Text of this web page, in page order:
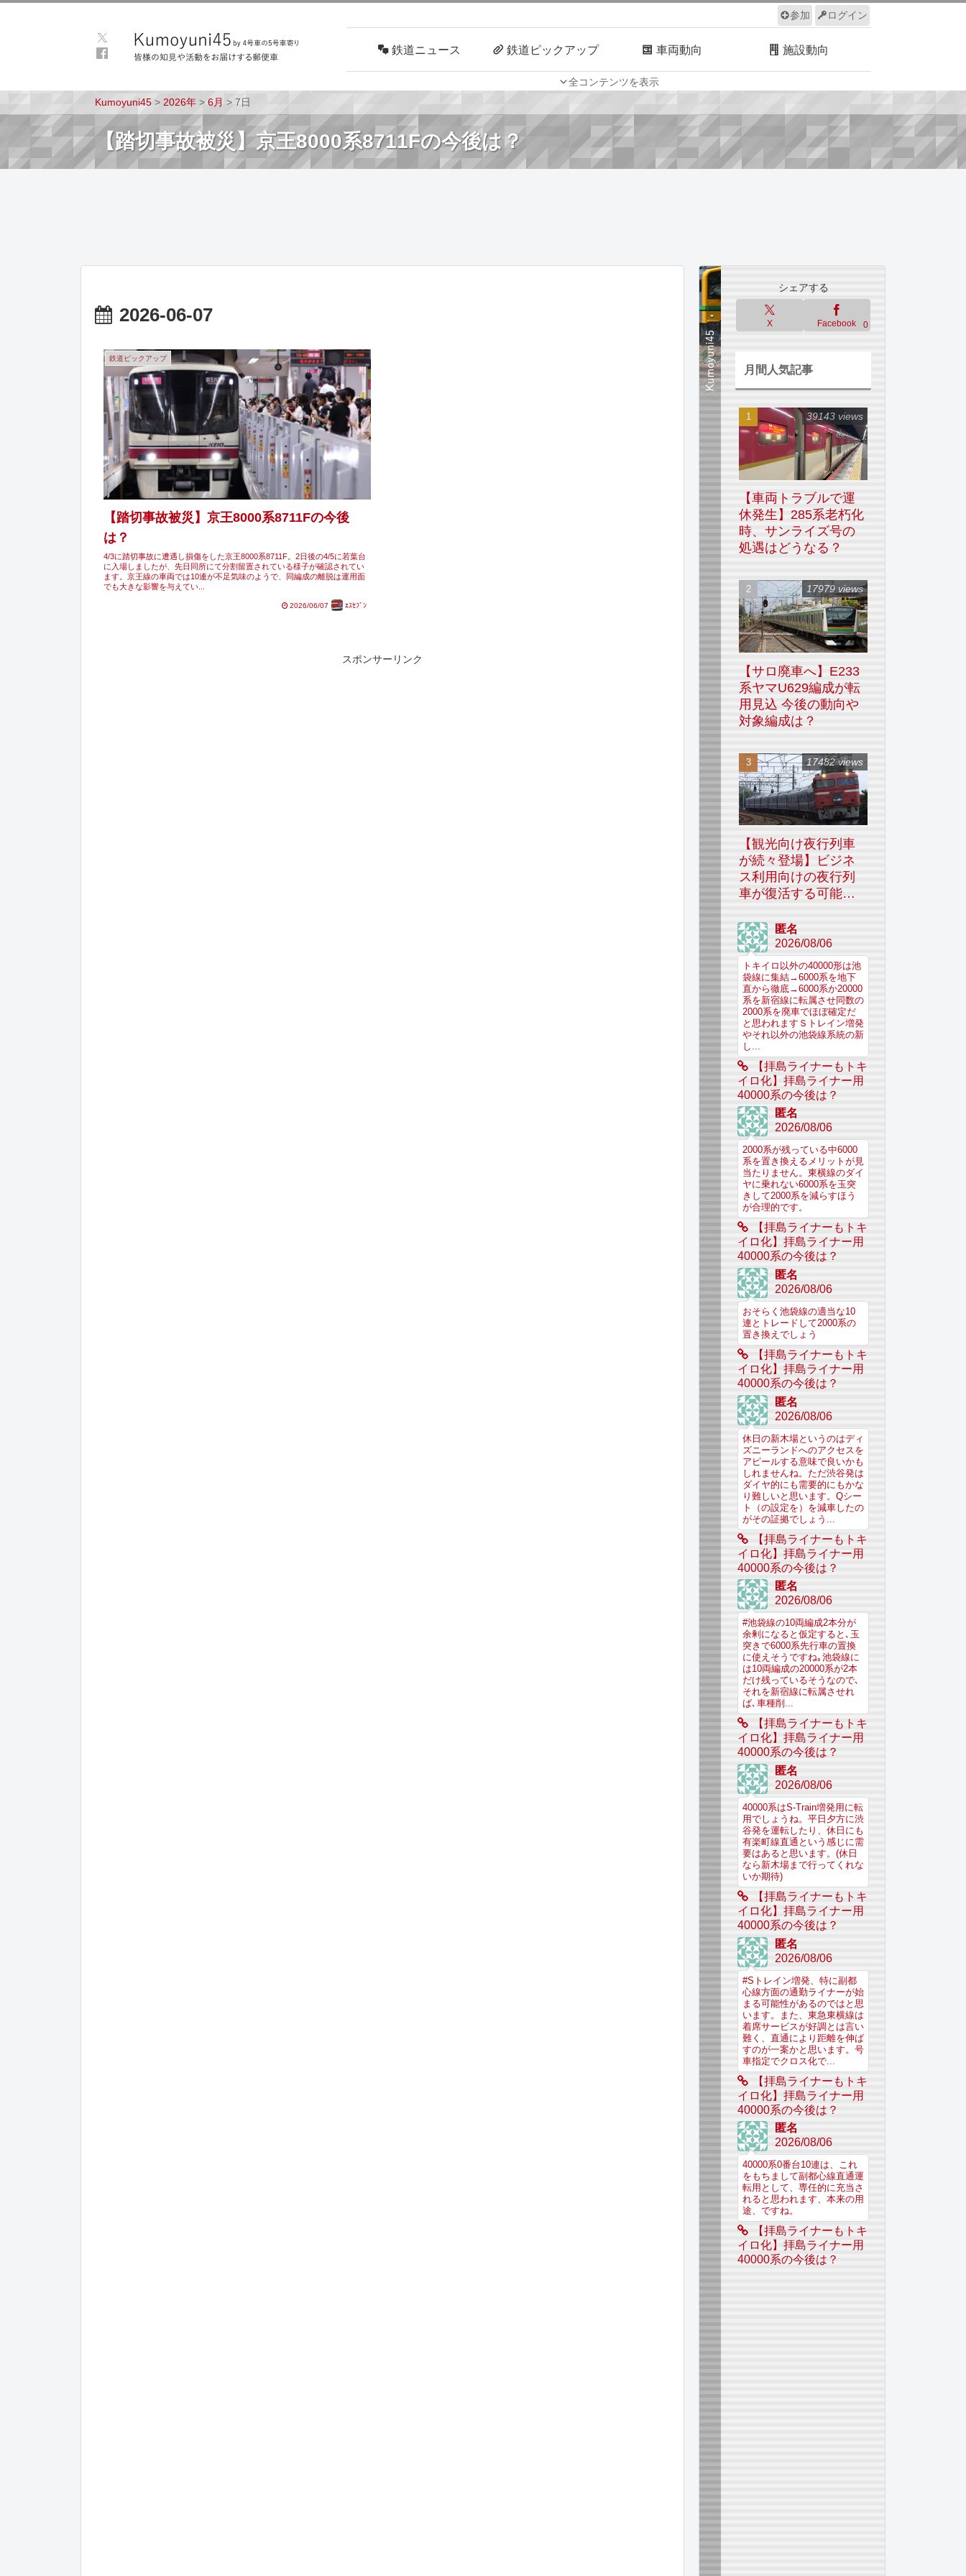
ログイン
参加
全コンテンツを表示
鉄道ニュース 鉄道ピックアップ 車両動向 施設動向
車両技術 路線探訪 ルール サイトについて
Kumoyuni45 > 2026年 > 6月 > 7日
【踏切事故被災】京王8000系8711Fの今後は？
2026-06-07
鉄道ピックアップ
【踏切事故被災】京王8000系8711Fの今後
は？
4/3に踏切事故に遭遇し損傷をした京王8000系8711F。2日後の4/5に若葉台
に入場しましたが、先日同所にて分割留置されている様子が確認されてい
ます。京王線の車両では10連が不足気味のようで、同編成の離脱は運用面
でも大きな影響を与えてい...
2026/06/07 ｴｽｾﾌﾞﾝ
スポンサーリンク
シェアする
X Facebook 0
月間人気記事
【車両トラブルで運
休発生】285系老朽化
時、サンライズ号の
処遇はどうなる？
39143 views
【サロ廃車へ】E233
系ヤマU629編成が転
用見込 今後の動向や
対象編成は？
17979 views
【観光向け夜行列車
が続々登場】ビジネ
ス利用向けの夜行列
車が復活する可能性
17482 views
匿名
2026/08/06
トキイロ以外の40000形は池
袋線に集結→6000系を地下
直から徹底→6000系か20000
系を新宿線に転属させ同数の
2000系を廃車でほぼ確定だ
と思われますＳトレイン増発
やそれ以外の池袋線系統の新
し...
【拝島ライナーもトキ
イロ化】拝島ライナー用
40000系の今後は？
匿名
2026/08/06
2000系が残っている中6000
系を置き換えるメリットが見
当たりません。東横線のダイ
ヤに乗れない6000系を玉突
きして2000系を減らすほう
が合理的です。
【拝島ライナーもトキ
イロ化】拝島ライナー用
40000系の今後は？
匿名
2026/08/06
おそらく池袋線の適当な10
連とトレードして2000系の
置き換えでしょう
【拝島ライナーもトキ
イロ化】拝島ライナー用
40000系の今後は？
匿名
2026/08/06
休日の新木場というのはディ
ズニーランドへのアクセスを
アピールする意味で良いかも
しれませんね。ただ渋谷発は
ダイヤ的にも需要的にもかな
り難しいと思います。Qシー
ト（の設定を）を減車したの
がその証拠でしょう...
【拝島ライナーもトキ
イロ化】拝島ライナー用
40000系の今後は？
匿名
2026/08/06
#池袋線の10両編成2本分が
余剰になると仮定すると､玉
突きで6000系先行車の置換
に使えそうですね｡池袋線に
は10両編成の20000系が2本
だけ残っているそうなので､
それを新宿線に転属させれ
ば､車種削...
【拝島ライナーもトキ
イロ化】拝島ライナー用
40000系の今後は？
匿名
2026/08/06
40000系はS-Train増発用に転
用でしょうね。平日夕方に渋
谷発を運転したり、休日にも
有楽町線直通という感じに需
要はあると思います。(休日
なら新木場まで行ってくれな
いか期待)
【拝島ライナーもトキ
イロ化】拝島ライナー用
40000系の今後は？
匿名
2026/08/06
#Sトレイン増発、特に副都
心線方面の通勤ライナーが始
まる可能性があるのではと思
います。また、東急東横線は
着席サービスが好調とは言い
難く、直通により距離を伸ば
すのが一案かと思います。号
車指定でクロス化で...
【拝島ライナーもトキ
イロ化】拝島ライナー用
40000系の今後は？
匿名
2026/08/06
40000系0番台10連は、これ
をもちまして副都心線直通運
転用として、専任的に充当さ
れると思われます、本来の用
途、ですね。
【拝島ライナーもトキ
イロ化】拝島ライナー用
40000系の今後は？